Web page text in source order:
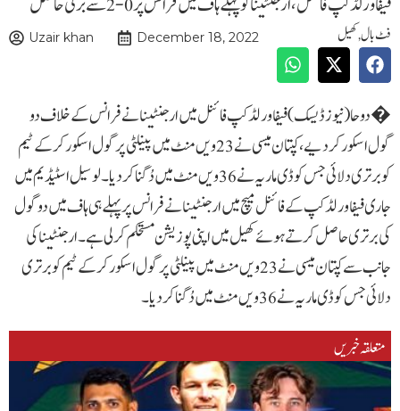
فٹ بال,کھیل Uzair khan December 18, 2022
�دوحا (نیوز ڈیسک )فیفا ورلڈ کپ فائنل میں ارجنٹینا نے فرانس کے خلاف دو
گول اسکور کر دیے،کپتان میسی نے 23 ویں منٹ میں پینلٹی پر گول اسکور کر کے ٹیم
کو برتری دلائی جس کو ڈی ماریہ نے 36 ویں منٹ میں دُگنا کر دیا۔لوسیل اسٹیڈیم میں
جاری فیفا ورلڈ کپ کے فائنل میچ میں ارجنٹینا نے فرانس پر پہلے ہی ہاف میں دو گول
کی برتری حاصل کرتے ہوئے کھیل میں اپنی پوزیشن مستحکم کر لی ہے۔ارجنٹینا کی
جانب سے کپتان میسی نے 23 ویں منٹ میں پینلٹی پر گول اسکور کر کے ٹیم کو برتری
دلائی جس کو ڈی ماریہ نے 36 ویں منٹ میں دُگنا کر دیا۔
متعلقہ خبریں